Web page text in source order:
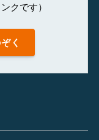
クです）
く